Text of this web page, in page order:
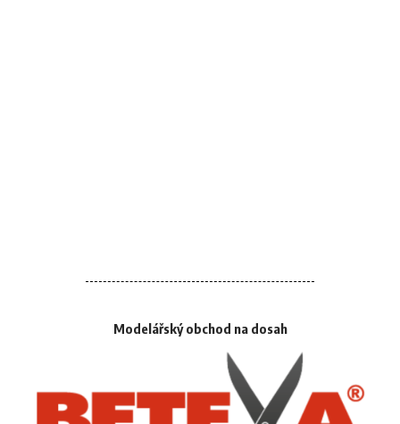
Modelářský obchod na dosah